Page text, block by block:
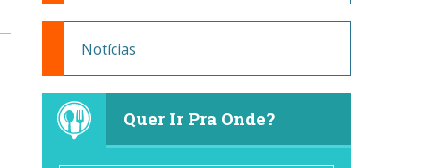
Notícias
Quer Ir Pra Onde?